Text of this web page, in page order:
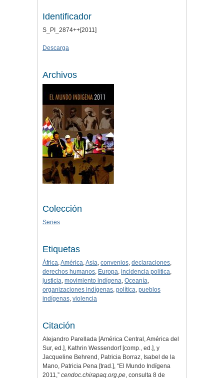
Identificador
S_PI_2874++[2011]
Descarga
Archivos
Colección
Series
Etiquetas
África,América,Asia, convenios, declaraciones,
derechos humanos, Europa, incidencia política,
justicia, movimiento indígena, Oceanía,
organizaciones indígenas, política, pueblos
indígenas, violencia
Citación
Alejandro Parellada [América Central, América del
Sur, ed.], Kathrin Wessendorf [comp., ed.], y
Jacqueline Behrend, Patricia Borraz, Isabel de la
Mano, Patricia Pena [trad.], “El Mundo Indígena
2011,” cendoc.chirapaq.org.pe, consulta 8 de